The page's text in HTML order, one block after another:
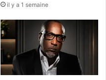
il y a 1 semaine